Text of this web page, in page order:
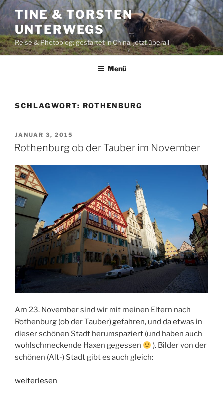
Zum
Inhalt
springen
TINE & TORSTEN
UNTERWEGS
Reise & Photoblog: gestartet in China, jetzt überall
Menü
SCHLAGWORT: ROTHENBURG
VERÖFFENTLICHT
AM
JANUAR 3, 2015
Rothenburg ob der Tauber im November
Am 23. November sind wir mit meinen Eltern nach
Rothenburg (ob der Tauber) gefahren, und da etwas in
dieser schönen Stadt herumspaziert (und haben auch
wohlschmeckende Haxen gegessen
). Bilder von der
schönen (Alt-) Stadt gibt es auch gleich:
„Rothenburg
weiterlesen